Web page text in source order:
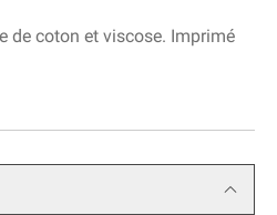
de coton et viscose. Imprimé